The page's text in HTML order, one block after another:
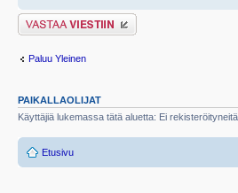
Lähetä vastaus
Paluu Yleinen
PAIKALLAOLIJAT
Käyttäjiä lukemassa tätä aluetta: Ei
Etusivu